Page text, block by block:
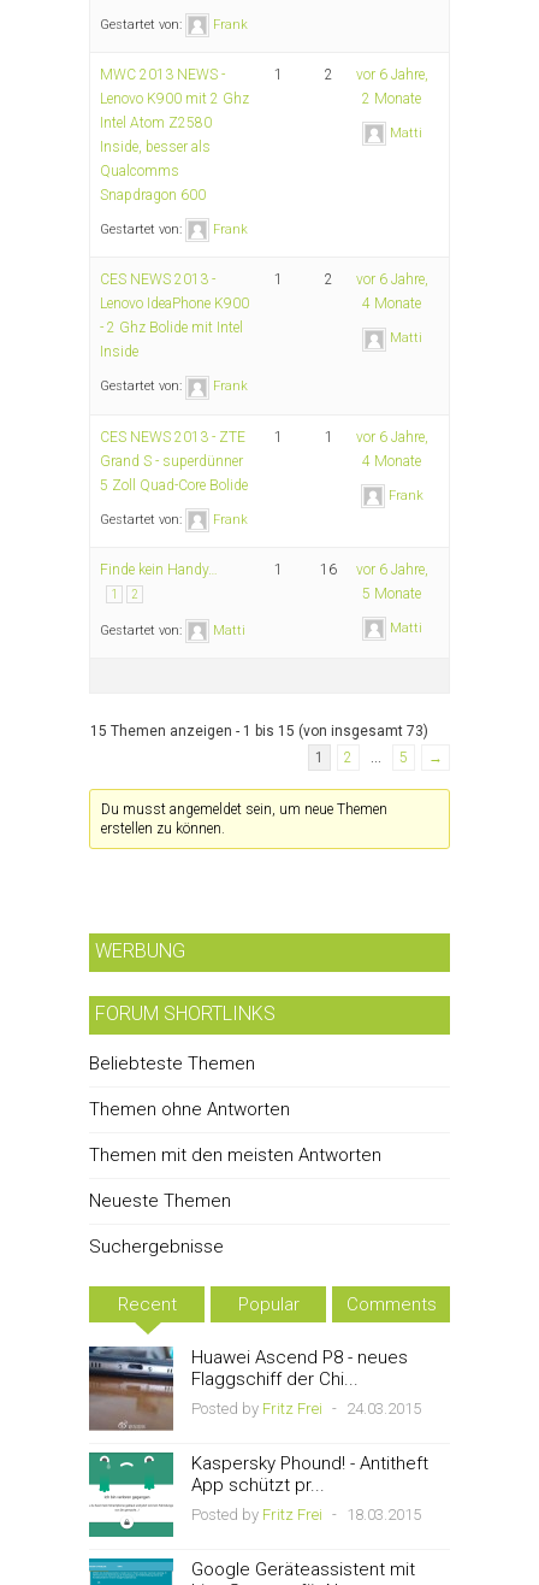
Gestartet von: Frank
MWC 2013 NEWS -
Lenovo K900 mit 2 Ghz
Intel Atom Z2580
Inside, besser als
Qualcomms
Snapdragon 600
Gestartet von: Frank
1 2
vor 6 Jahre,
2 Monate
Matti
CES NEWS 2013 -
Lenovo IdeaPhone K900
- 2 Ghz Bolide mit Intel
Inside
Gestartet von: Frank
1 2
vor 6 Jahre,
4 Monate
Matti
CES NEWS 2013 - ZTE
Grand S - superdünner
5 Zoll Quad-Core Bolide
Gestartet von: Frank
1 1
vor 6 Jahre,
4 Monate
Frank
Finde kein Handy…
1 2
Gestartet von: Matti
1 16
vor 6 Jahre,
5 Monate
Matti
15 Themen anzeigen - 1 bis 15 (von insgesamt 73)
1
2 … 5 →
Du musst angemeldet sein, um neue Themen
erstellen zu können.
WERBUNG
FORUM SHORTLINKS
Beliebteste Themen
Themen ohne Antworten
Themen mit den meisten Antworten
Neueste Themen
Suchergebnisse
Recent Popular Comments
Huawei Ascend P8 - neues
Flaggschiff der Chi...
Posted by Fritz Frei - 24.03.2015
Kaspersky Phound! - Antitheft
App schützt pr...
Posted by Fritz Frei - 18.03.2015
Google Geräteassistent mit